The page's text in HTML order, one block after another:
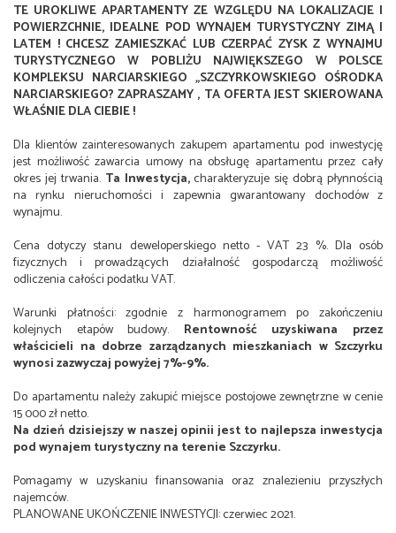
TE UROKLIWE APARTAMENTY ZE WZGLĘDU NA LOKALIZACJE I
POWIERZCHNIE, IDEALNE POD WYNAJEM TURYSTYCZNY ZIMĄ I
LATEM !CHCESZ ZAMIESZKAĆ LUB CZERPAĆ ZYSK Z WYNAJMU
TURYSTYCZNEGO W POBLIŻU NAJWIĘKSZEGO W POLSCE
KOMPLEKSU NARCIARSKIEGO „SZCZYRKOWSKIEGO OŚRODKA
NARCIARSKIEGO? ZAPRASZAMY , TA OFERTA JEST SKIEROWANA
WŁAŚNIE DLA CIEBIE !
Dla klientów zainteresowanych zakupem apartamentu pod inwestycję
jest możliwość zawarcia umowy na obsługę apartamentu przez cały
okres jej trwania. Ta Inwestycja,charakteryzuje się dobrą płynnością
na rynku nieruchomości i zapewnia gwarantowany dochodów z
wynajmu.
Cena dotyczy stanu deweloperskiego netto - VAT 23 %. Dla osób
fizycznych i prowadzących działalność gospodarczą możliwość
odliczenia całości podatku VAT.
Warunki płatności: zgodnie z harmonogramem po zakończeniu
kolejnych etapów budowy. Rentowność uzyskiwana przez
właścicieli na dobrze zarządzanych mieszkaniach w Szczyrku
wynosi zazwyczaj powyżej 7%-9%.
Do apartamentu należy zakupić miejsce postojowe zewnętrzne w cenie
15 000 zł netto.
Na dzień dzisiejszy w naszej opinii jest to najlepsza inwestycja
pod wynajem turystyczny na terenie Szczyrku.
Pomagamy w uzyskaniu finansowania oraz znalezieniu przyszłych
najemców.
PLANOWANE UKOŃCZENIE INWESTYCJI: czerwiec 2021.